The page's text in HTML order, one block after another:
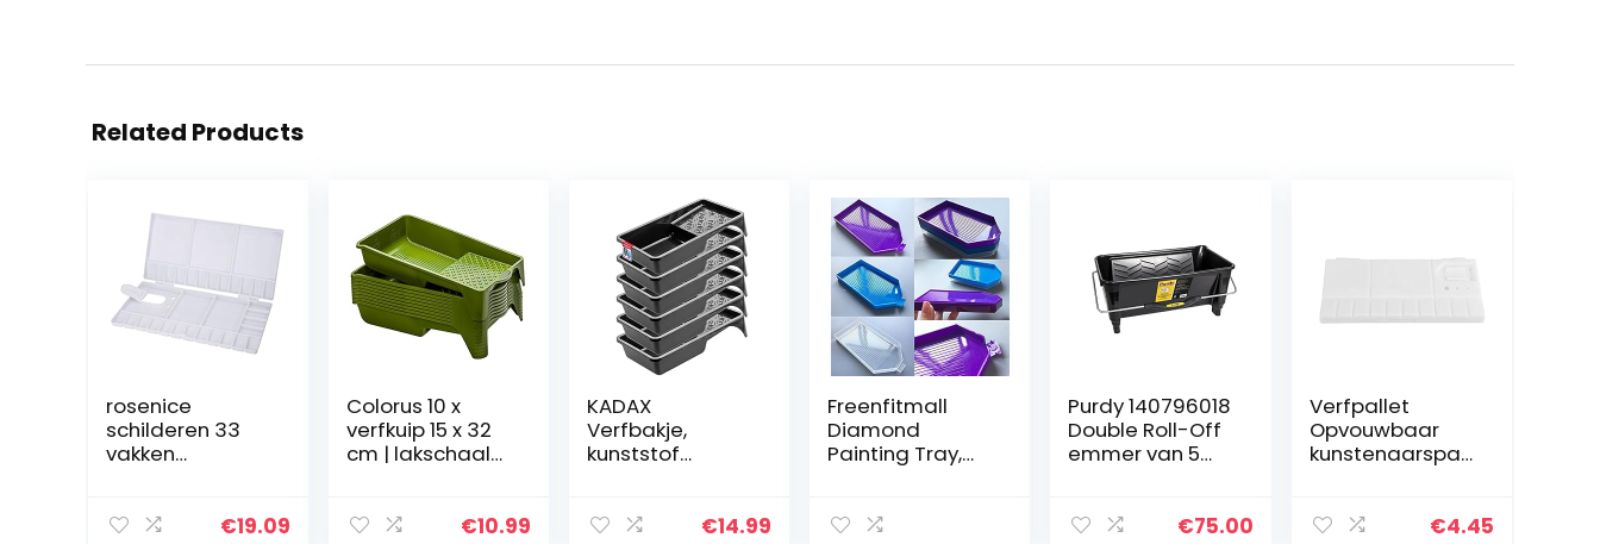
Related Products
rosenice
schilderen 33
vakken
duimgat en€19.09
Colorus 10 x
verfkuip 15 x 32
cm | lakschaal
kunststof |
€10.99
KADAX
Verfbakje,
kunststof
muurverf,
€14.99
Freenfitmall
Diamond
Painting Tray,
Accessoires
Purdy 140796018
Double Roll-Off
emmer van 5
€75.00
Verfpallet
Opvouwbaar
kunstenaarspal
verfpalet voor
€4.45